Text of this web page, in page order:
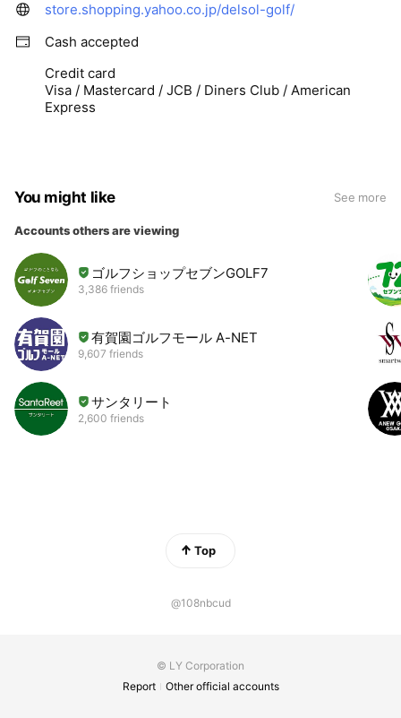
store.shopping.yahoo.co.jp/delsol-golf/
Cash accepted
Credit card
Visa / Mastercard / JCB / Diners Club / American
Express
You might like See more
Accounts others are viewing
ゴルフショップセブンGOLF7
3,386 friends
有賀園ゴルフモール A-NET
9,607 friends
サンタリート
2,600 friends
Top
@108nbcud
© LY Corporation
Report
Other official accounts